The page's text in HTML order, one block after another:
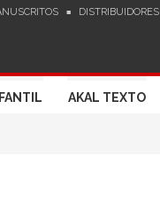
DISTRIBUIDORES
AKAL TEXTO